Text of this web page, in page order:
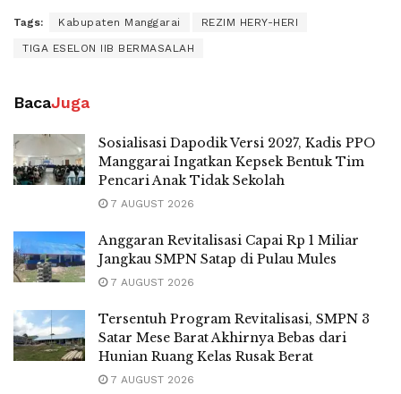
Tags: Kabupaten Manggarai REZIM HERY-HERI
TIGA ESELON IIB BERMASALAH
BacaJuga
Sosialisasi Dapodik Versi 2027, Kadis PPO
Manggarai Ingatkan Kepsek Bentuk Tim
Pencari Anak Tidak Sekolah
7 AUGUST 2026
Anggaran Revitalisasi Capai Rp 1 Miliar
Jangkau SMPN Satap di Pulau Mules
7 AUGUST 2026
Tersentuh Program Revitalisasi, SMPN 3
Satar Mese Barat Akhirnya Bebas dari
Hunian Ruang Kelas Rusak Berat
7 AUGUST 2026